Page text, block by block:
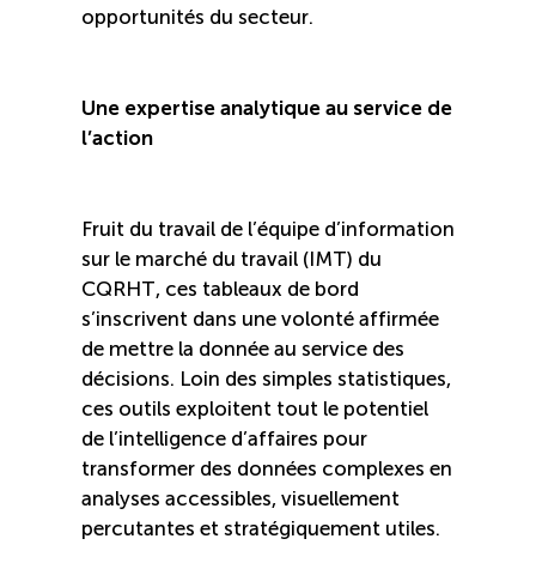
Compétences et formations
Nouvelles formations
Programme de formation EMERIT
Cuisinier : programme alternance travail-étude
Apprentissage en milieu de travail (PAMT)
Reconnaissance des compétences (RCMO)
Bilan et reconnaissance des acquis (RAC)
opportunités du secteur.
Une expertise analytique au service de
l’action
Fruit du travail de l’équipe d’information
sur le marché du travail (IMT) du
CQRHT, ces tableaux de bord
s’inscrivent dans une volonté affirmée
de mettre la donnée au service des
décisions. Loin des simples statistiques,
ces outils exploitent tout le potentiel
de l’intelligence d’affaires pour
transformer des données complexes en
analyses accessibles, visuellement
percutantes et stratégiquement utiles.